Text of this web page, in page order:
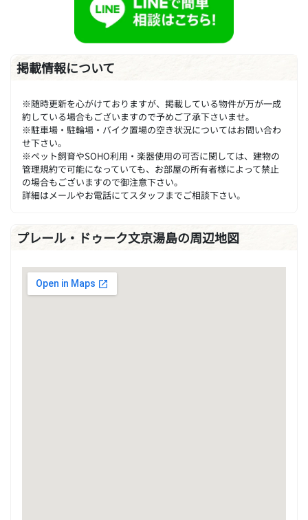
掲載情報について
※随時更新を心がけておりますが、掲載している物件が万が一成
約している場合もございますので予めご了承下さいませ。
※駐車場・駐輪場・バイク置場の空き状況についてはお問い合わ
せ下さい。
※ペット飼育やSOHO利用・楽器使用の可否に関しては、建物の
管理規約で可能になっていても、お部屋の所有者様によって禁止
の場合もございますので御注意下さい。
詳細はメールやお電話にてスタッフまでご相談下さい。
プレール・ドゥーク文京湯島の周辺地図